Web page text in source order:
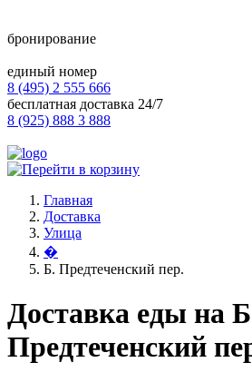
бронирование
единый номер
8 (495) 2 555 666
бесплатная доставка 24/7
8 (925) 888 3 888
Главная
Доставка
Улица
�
Б. Предтеченский пер.
Доставка еды на
Предтеченский